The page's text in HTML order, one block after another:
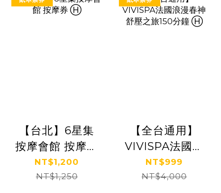
【台北】6星集
按摩會館 按摩券
Ⓗ
NT$1,200
NT$1,250
【全台通用】
VIVISPA法國浪
漫春神舒壓之旅
150分鐘 Ⓗ
NT$999
NT$4,000